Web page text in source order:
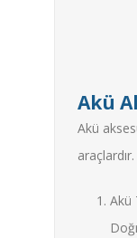
Akü
Akü
Akü